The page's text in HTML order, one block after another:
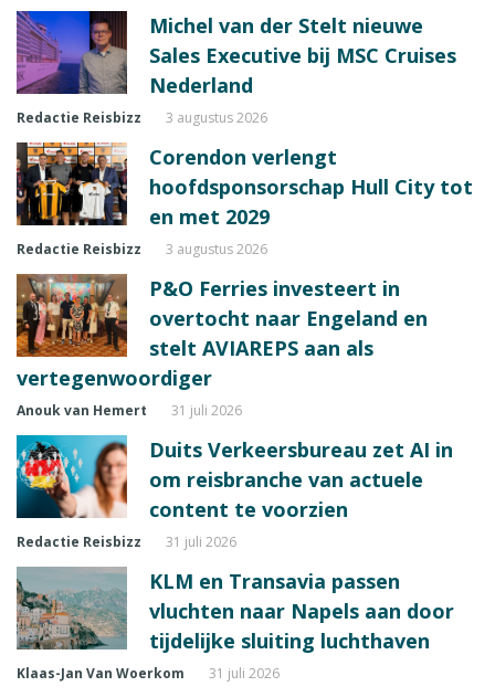
Michel van der Stelt nieuwe
Sales Executive bij MSC Cruises
Nederland
Redactie Reisbizz 3 augustus 2026
Corendon verlengt
hoofdsponsorschap Hull City tot
en met 2029
Redactie Reisbizz 3 augustus 2026
P&O Ferries investeert in
overtocht naar Engeland en
stelt AVIAREPS aan als
vertegenwoordiger
Anouk van Hemert 31 juli 2026
Duits Verkeersbureau zet AI in
om reisbranche van actuele
content te voorzien
Redactie Reisbizz 31 juli 2026
KLM en Transavia passen
vluchten naar Napels aan door
tijdelijke sluiting luchthaven
Klaas-Jan Van Woerkom 31 juli 2026